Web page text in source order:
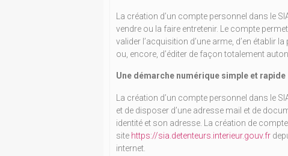
La création d’un compte personnel dans le
vendre ou la faire entretenir. Le compte
valider l’acquisition d’une arme, d’en établir
ou, encore, d’éditer de façon totalement
Une démarche numérique simple et rapide
La création d’un compte personnel dans le
et de disposer d’une adresse mail et de
identité et son adresse. La création de
site https://sia.detenteurs.interieur.gouv.fr
internet.